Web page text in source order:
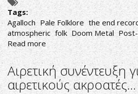
Tags:
Agalloch Pale Folklore the end
atmospheric folk Doom Metal
Read more about
Agalloch-
Pale
Folklore
Αιρετική συνέντευξη
αιρετικούς ακροατές...